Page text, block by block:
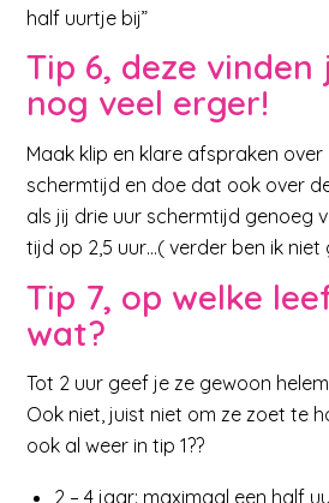
half uurtje bij”
Tip 6, deze vinden
nog veel erger!
Maak klip en klare afspraken over
schermtijd en doe dat ook over
als jij drie uur schermtijd genoeg
tijd op 2,5 uur…( verder ben ik
Tip 7, op welke
wat?
Tot 2 uur geef je ze gewoon
Ook niet, juist niet om ze zoet te
ook al weer in tip 1??
2 – 4 jaar: maximaal een half